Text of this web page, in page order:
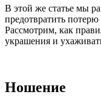
В этой же статье мы
предотвратить
Рассмотрим, как
украшения и
Ношение